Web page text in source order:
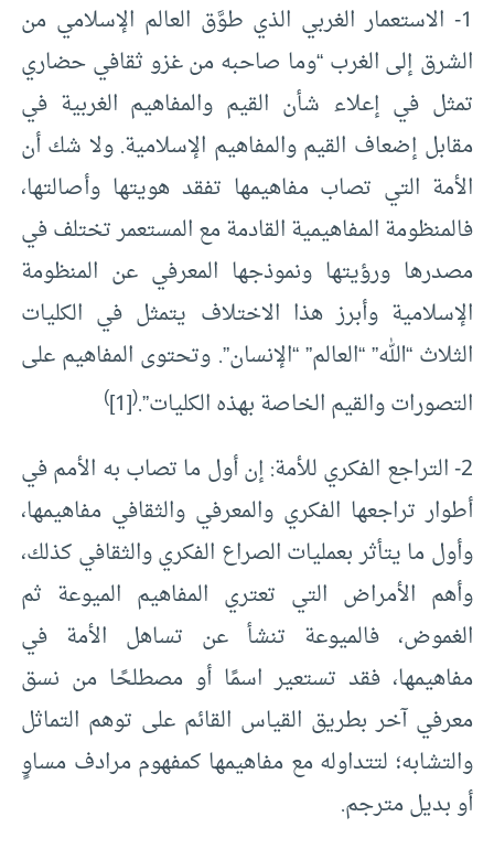
1- الاستعمار الغربي الذي طوَّق العالم الإسلامي من
الشرق إلى الغرب “وما صاحبه من غزو ثقافي حضاري
تمثل في إعلاء شأن القيم والمفاهيم الغربية في
مقابل إضعاف القيم والمفاهيم الإسلامية. ولا شك أن
الأمة التي تصاب مفاهيمها تفقد هويتها وأصالتها،
فالمنظومة المفاهيمية القادمة مع المستعمر تختلف في
مصدرها ورؤيتها ونموذجها المعرفي عن المنظومة
الإسلامية وأبرز هذا الاختلاف يتمثل في الكليات
الثلاث “الله” “العالم” “الإنسان”. وتحتوى المفاهيم على
التصورات والقيم الخاصة بهذه الكليات”.(
[1]
)
2- التراجع الفكري للأمة: إن أول ما تصاب به الأمم في
أطوار تراجعها الفكري والمعرفي والثقافي مفاهيمها،
وأول ما يتأثر بعمليات الصراع الفكري والثقافي كذلك،
وأهم الأمراض التي تعتري المفاهيم الميوعة ثم
الغموض، فالميوعة تنشأ عن تساهل الأمة في
مفاهيمها، فقد تستعير اسمًا أو مصطلحًا من نسق
معرفي آخر بطريق القياس القائم على توهم التماثل
والتشابه؛ لتتداوله مع مفاهيمها كمفهوم مرادف مساوٍ
أو بديل مترجم.